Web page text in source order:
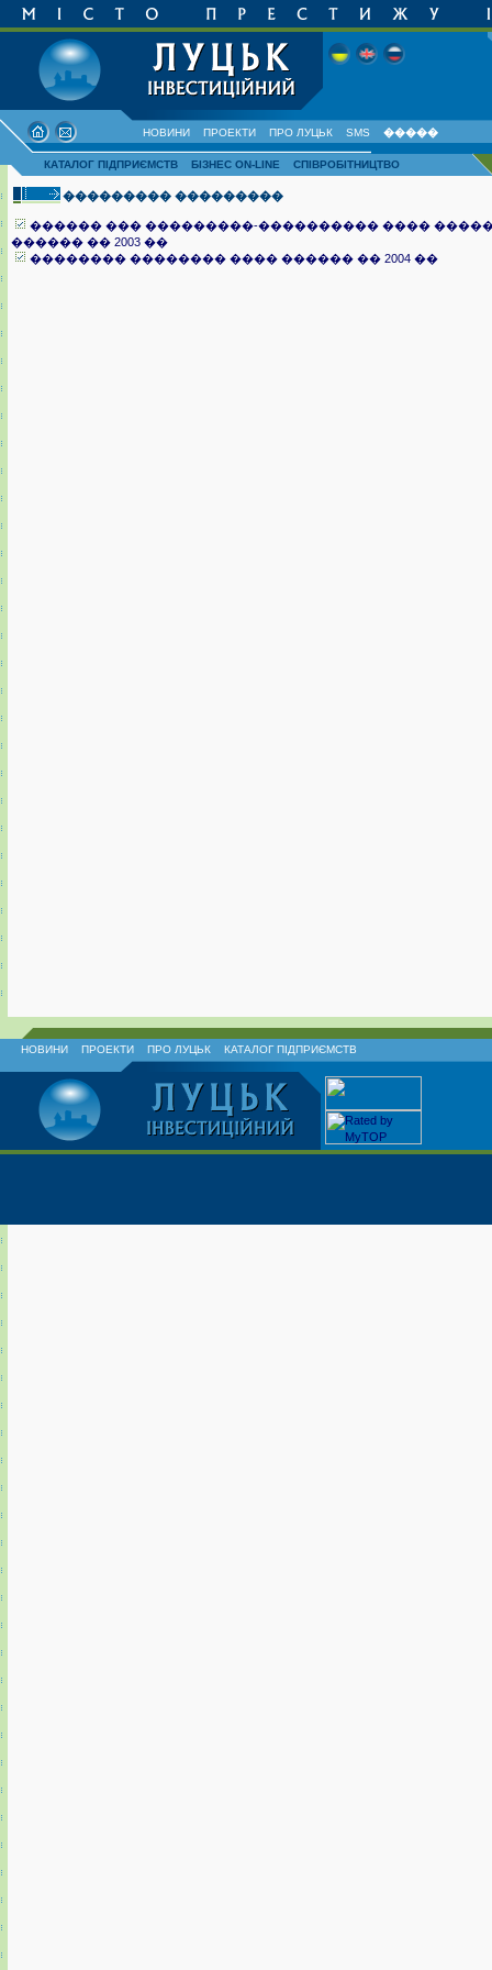
НОВИНИ ПРОЕКТИ ПРО ЛУЦЬК SMS �����
КАТАЛОГ ПІДПРИЄМСТВ БІЗНЕС ON-LINE СПІВРОБІТНИЦТВО
��������� ���������
������ ��� ���������-���������� ����
������ �� 2003 ��
�������� �������� ���� ������ �� 2004 ��
НОВИНИ ПРОЕКТИ ПРО ЛУЦЬК КАТАЛОГ ПІДПРИЄМСТВ